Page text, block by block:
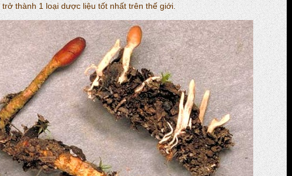
thành 1 loại dược liệu tốt nhất trên thế giới.